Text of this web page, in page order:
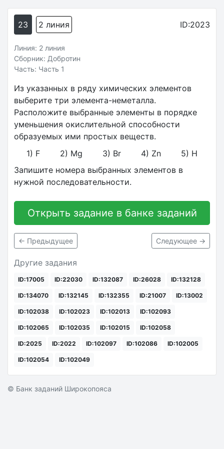
23 2 линия ID:2023
Линия: 2 линия
Сборник: Добротин
Часть: Часть 1
Из указанных в ряду химических элементов
выберите три элемента-неметалла.
Расположите выбранные элементы в порядке
уменьшения окислительной способности
образуемых ими простых веществ.
1) F 2) Mg 3) Вr 4) Zn 5) Н
Запишите номера выбранных элементов в
нужной последовательности.
Открыть задание в банке заданий
← Предыдущее Следующее →
Другие задания
ID:17005 ID:22030 ID:132087 ID:26028 ID:132128
ID:134070 ID:132145 ID:132355 ID:21007 ID:13002
ID:102038 ID:102023 ID:102013 ID:102093
ID:102065 ID:102035 ID:102015 ID:102058
ID:2025 ID:2022 ID:102097 ID:102086 ID:102005
ID:102054 ID:102049
© Банк заданий Широкопояса